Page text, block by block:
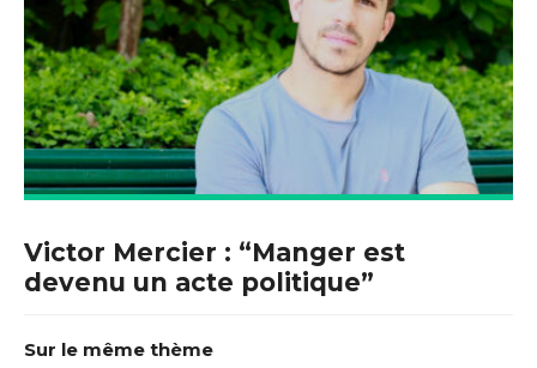
Victor Mercier : “Manger est
devenu un acte politique”
Sur le même thème